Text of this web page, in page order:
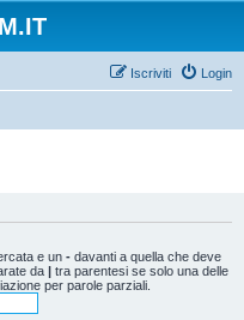
Login
Iscriviti
e un - davanti a quella che deve
da | tra parentesi se solo una delle
per parole parziali.